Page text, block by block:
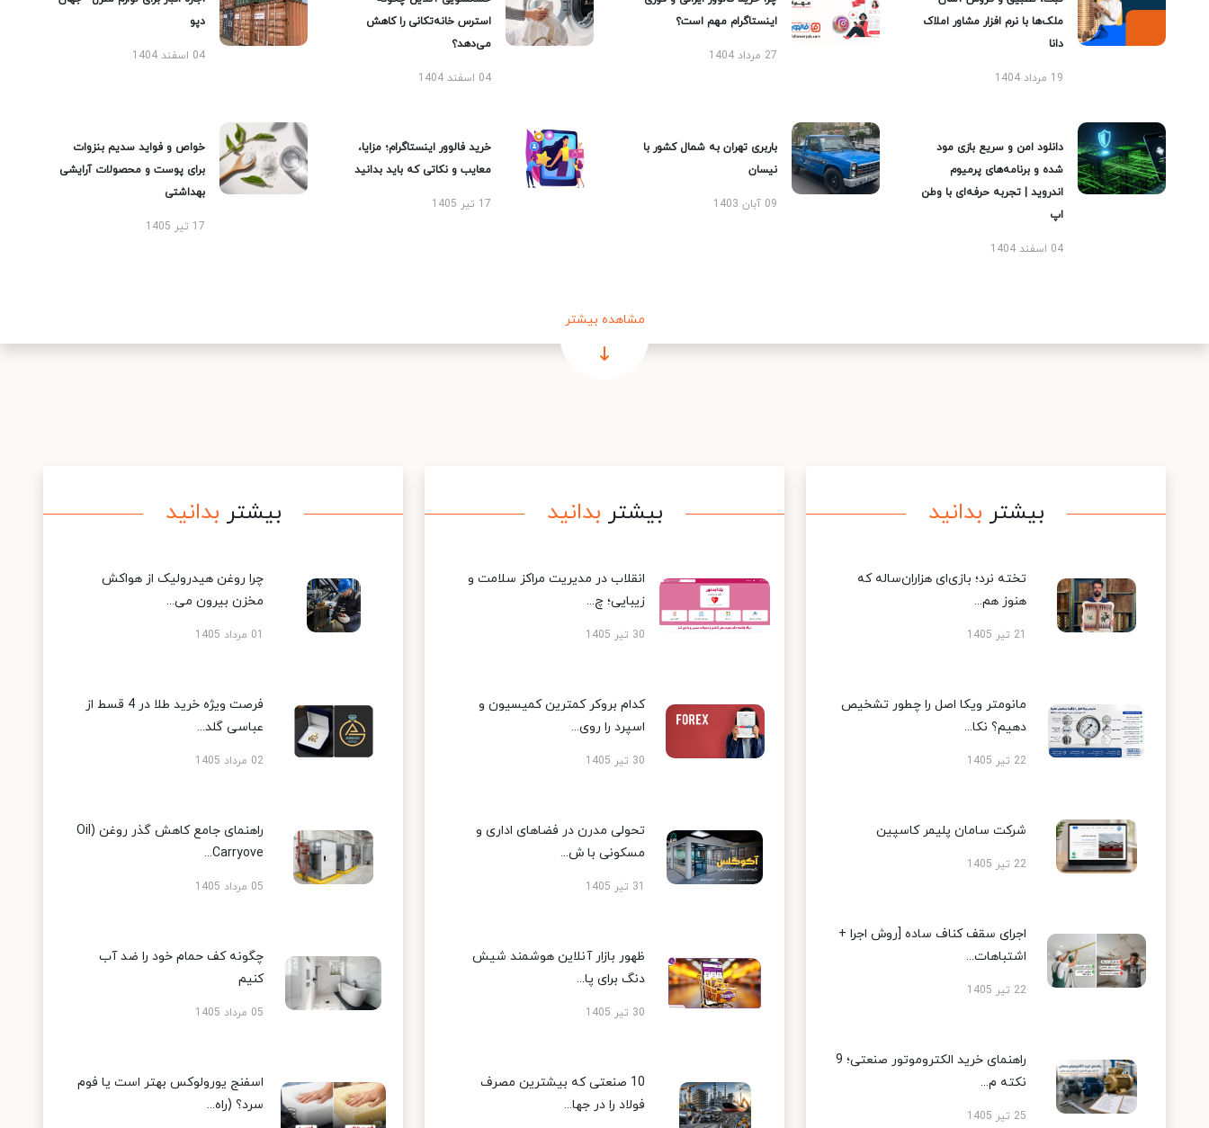
ملک‌ها با نرم افزار مشاور املاک
دانا
19 مرداد 1404
اینستاگرام مهم است؟
27 مرداد 1404
استرس خانه‌تکانی را کاهش
می‌دهد؟
04 اسفند 1404
دپو
04 اسفند 1404
دانلود امن و سریع بازی مود
شده و برنامه‌های پرمیوم
اندروید | تجربه حرفه‌ای با وطن
اپ
04 اسفند 1404
باربری تهران به شمال کشور با
نیسان
09 آبان 1403
خرید فالوور اینستاگرام؛ مزایا،
معایب و نکاتی که باید بدانید
17 تیر 1405
خواص و فواید سدیم بنزوات
برای پوست و محصولات آرایشی
بهداشتی
17 تیر 1405
مشاهده بیشتر
بیشتر بدانید
تخته نرد؛ بازی‌ای هزاران‌ساله که
هنوز هم...
21 تیر 1405
مانومتر ویکا اصل را چطور تشخیص
دهیم؟ نکا...
22 تیر 1405
شرکت سامان پلیمر کاسپین
22 تیر 1405
اجرای سقف کناف ساده [روش اجرا +
اشتباهات...
22 تیر 1405
راهنمای خرید الکتروموتور صنعتی؛ 9
نکته م...
25 تیر 1405
بیشتر بدانید
انقلاب در مدیریت مراکز سلامت و
زیبایی؛ چ...
30 تیر 1405
کدام بروکر کمترین کمیسیون و
اسپرد را روی...
30 تیر 1405
تحولی مدرن در فضاهای اداری و
مسکونی با ش...
31 تیر 1405
ظهور بازار آنلاین هوشمند شیش
دنگ برای پا...
30 تیر 1405
10 صنعتی که بیشترین مصرف
فولاد را در جها...
بیشتر بدانید
چرا روغن هیدرولیک از هواکش
مخزن بیرون می...
01 مرداد 1405
فرصت ویژه خرید طلا در 4 قسط از
عباسی گلد...
02 مرداد 1405
راهنمای جامع کاهش گذر روغن (Oil
Carryove...
05 مرداد 1405
چگونه کف حمام خود را ضد آب
کنیم
05 مرداد 1405
اسفنج یورولوکس بهتر است یا فوم
سرد؟ (راه...